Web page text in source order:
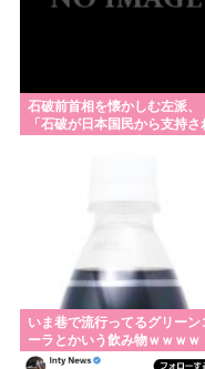
パさん「難民を追
Z世代「長野県に
に行く意味ある？
【ラグビー】日本
ストラリアに逆転
防衛白書の表紙は
描かれ… 安保政策
の声
米農家「流石にこ
出るんじゃないか
石破前首相を懐かしむ左派、
「石破が日本国民から支持さ
いま巷で流行ってるグリーン
ーラとかいう飲み物ｗｗｗｗ